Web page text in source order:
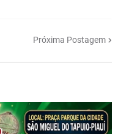
Próxima Postagem